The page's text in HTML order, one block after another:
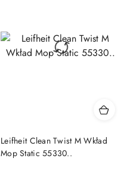
Leifheit Clean Twist M Wkład
Mop Static 55330..